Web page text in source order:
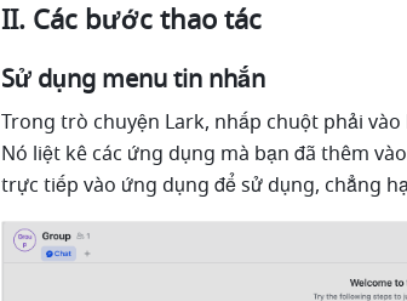
II. Các bước thao tác
Sử dụng menu tin nhắn
Trong trò chuyện Lark, nhấp chuột phải
Nó liệt kê các ứng dụng mà bạn đã thêm vào
trực tiếp vào ứng dụng để sử dụng, chẳng